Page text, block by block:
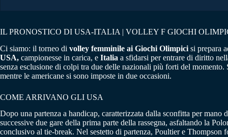
IL PRONOSTICO DI USA-ITALIA | VOLLEY F GIOCHI
Ci siamo: il torneo di volley femminile ai Giochi Olimpici si prepara
USA, campionesse in carica, e Italia a sfidarsi per entrare di diritto
senza esclusione di colpi tra due delle nazionali più forti del
mentre le americane si sono imposte in due occasioni.
COME ARRIVANO GLI USA
Dopo una partenza a handicap, caratterizzata dalla sconfitta per
successive due gare della prima parte della rassegna, asfaltando la
conclusivo al tie-break. Nel sestetto di partenza, Poultier e